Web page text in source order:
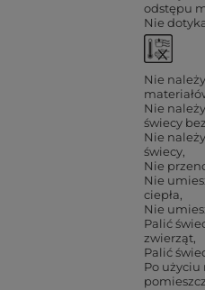
odstępu
Nie
Nie
Nie
świecy
Nie
świecy
Nie
Nie
ciepła
Nie
Palić
zwierząt
Palić
Po użyciu